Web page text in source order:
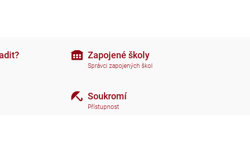
Zapojené školy
Správci zapojených škol
Soukromí
Přístupnost